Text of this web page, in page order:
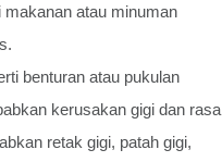
atau minuman
benturan atau pukulan
kerusakan gigi dan rasa
retak gigi, patah gigi,